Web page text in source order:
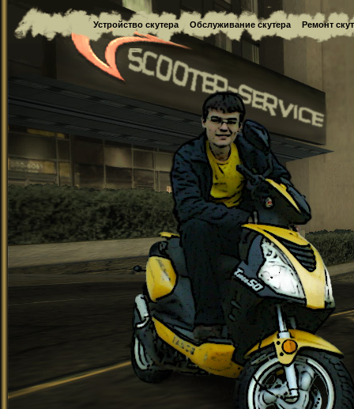
Устройство скутера Обслуживание скутера Ремонт